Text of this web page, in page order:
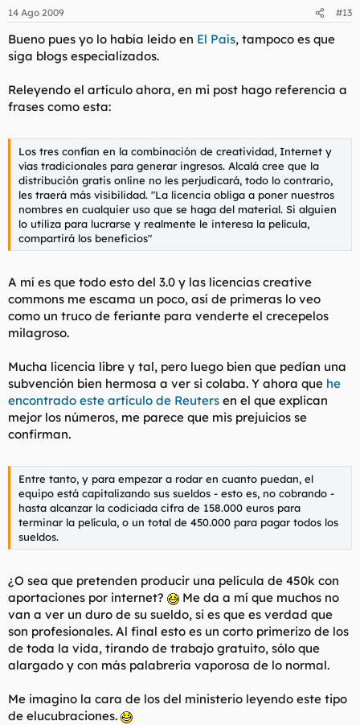
14 Ago 2009 #13
Bueno pues yo lo había leido en El País, tampoco es que
siga blogs especializados.
Releyendo el artículo ahora, en mi post hago referencia a
frases como esta:
Los tres confían en la combinación de creatividad, Internet y
vías tradicionales para generar ingresos. Alcalá cree que la
distribución gratis online no les perjudicará, todo lo contrario,
les traerá más visibilidad. "La licencia obliga a poner nuestros
nombres en cualquier uso que se haga del material. Si alguien
lo utiliza para lucrarse y realmente le interesa la película,
compartirá los beneficios"
A mí es que todo esto del 3.0 y las licencias creative
commons me escama un poco, así de primeras lo veo
como un truco de feriante para venderte el crecepelos
milagroso.
Mucha licencia libre y tal, pero luego bien que pedían una
subvención bien hermosa a ver si colaba. Y ahora que he
encontrado este artículo de Reuters en el que explican
mejor los números, me parece que mis prejuicios se
confirman.
Entre tanto, y para empezar a rodar en cuanto puedan, el
equipo está capitalizando sus sueldos - esto es, no cobrando -
hasta alcanzar la codiciada cifra de 158.000 euros para
terminar la película, o un total de 450.000 para pagar todos los
sueldos.
¿O sea que pretenden producir una película de 450k con
aportaciones por internet?
Me da a mí que muchos no
van a ver un duro de su sueldo, si es que es verdad que
son profesionales. Al final esto es un corto primerizo de los
de toda la vida, tirando de trabajo gratuito, sólo que
alargado y con más palabrería vaporosa de lo normal.
Me imagino la cara de los del ministerio leyendo este tipo
de elucubraciones.